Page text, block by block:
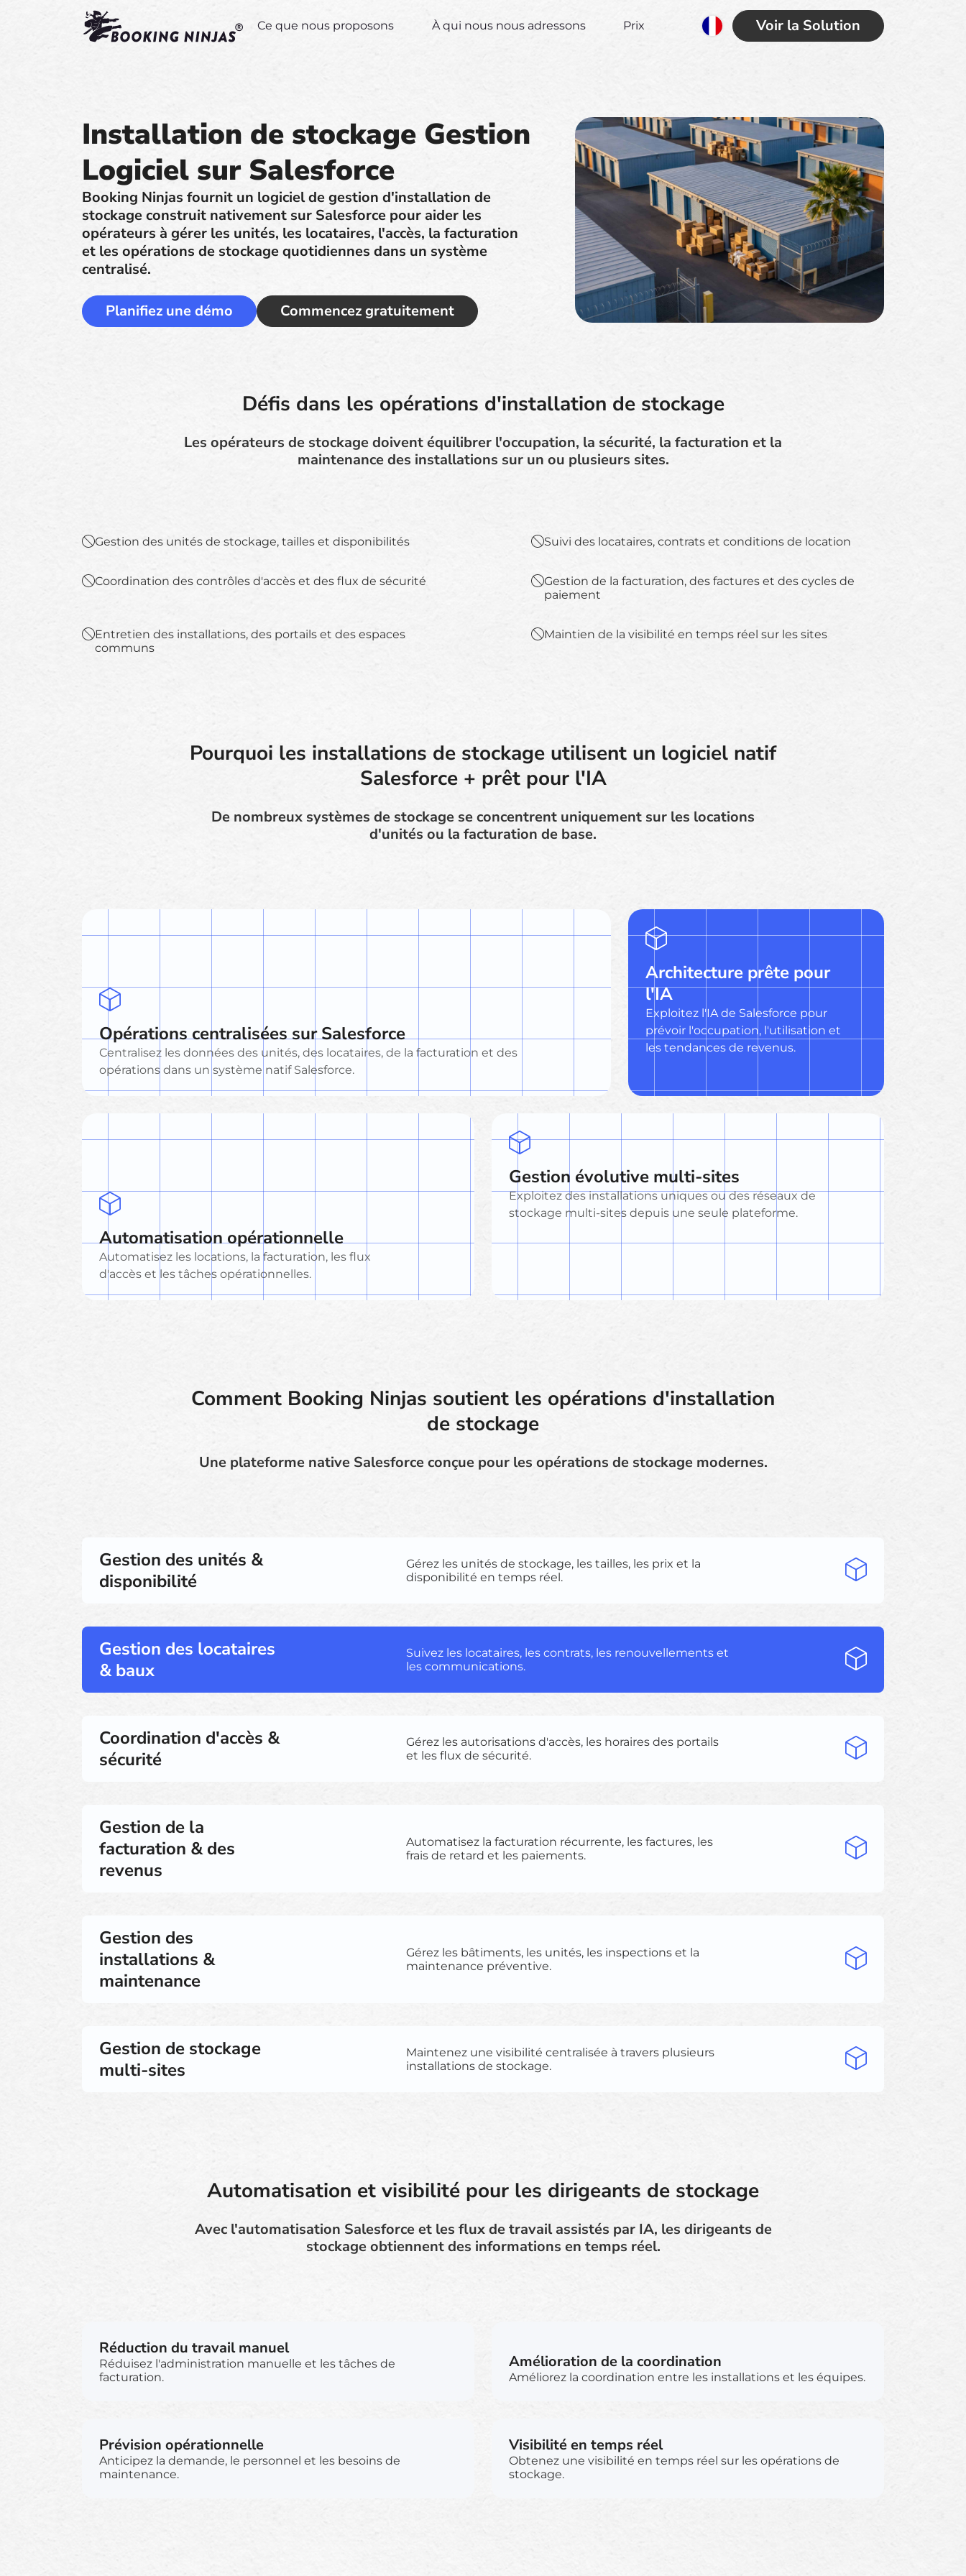
Voir la Solution
Ce que nous proposons À qui nous nous adressons Prix
Installation de stockage Gestion
Logiciel sur Salesforce
Booking Ninjas fournit un logiciel de gestion d'installation de
stockage construit nativement sur Salesforce pour aider les
opérateurs à gérer les unités, les locataires, l'accès, la facturation
et les opérations de stockage quotidiennes dans un système
centralisé.
Planifiez une démo Commencez gratuitement
Défis dans les opérations d'installation de stockage
Les opérateurs de stockage doivent équilibrer l'occupation, la sécurité, la facturation et la
maintenance des installations sur un ou plusieurs sites.
Gestion des unités de stockage, tailles et disponibilités Suivi des locataires, contrats et conditions de location
Coordination des contrôles d'accès et des flux de sécurité
Gestion de la facturation, des factures et des cycles de
paiement
Entretien des installations, des portails et des espaces
communs
Maintien de la visibilité en temps réel sur les sites
Pourquoi les installations de stockage utilisent un logiciel natif
Salesforce + prêt pour l'IA
De nombreux systèmes de stockage se concentrent uniquement sur les locations
d'unités ou la facturation de base.
Opérations centralisées sur Salesforce
Centralisez les données des unités, des locataires, de la facturation et des
opérations dans un système natif Salesforce.
Architecture prête pour
l'IA
Exploitez l'IA de Salesforce pour
prévoir l'occupation, l'utilisation et
les tendances de revenus.
Automatisation opérationnelle
Automatisez les locations, la facturation, les flux
d'accès et les tâches opérationnelles.
Gestion évolutive multi-sites
Exploitez des installations uniques ou des réseaux de
stockage multi-sites depuis une seule plateforme.
Comment Booking Ninjas soutient les opérations d'installation
de stockage
Une plateforme native Salesforce conçue pour les opérations de stockage modernes.
Gestion des unités &
disponibilité
Gérez les unités de stockage, les tailles, les prix et la
disponibilité en temps réel.
Gestion des locataires
& baux
Suivez les locataires, les contrats, les renouvellements et
les communications.
Coordination d'accès &
sécurité
Gérez les autorisations d'accès, les horaires des portails
et les flux de sécurité.
Gestion de la
facturation & des
revenus
Automatisez la facturation récurrente, les factures, les
frais de retard et les paiements.
Gestion des
installations &
maintenance
Gérez les bâtiments, les unités, les inspections et la
maintenance préventive.
Gestion de stockage
multi-sites
Maintenez une visibilité centralisée à travers plusieurs
installations de stockage.
Automatisation et visibilité pour les dirigeants de stockage
Avec l'automatisation Salesforce et les flux de travail assistés par IA, les dirigeants de
stockage obtiennent des informations en temps réel.
Réduction du travail manuel
Réduisez l'administration manuelle et les tâches de
facturation.
Amélioration de la coordination
Améliorez la coordination entre les installations et les équipes.
Prévision opérationnelle
Anticipez la demande, le personnel et les besoins de
maintenance.
Visibilité en temps réel
Obtenez une visibilité en temps réel sur les opérations de
stockage.